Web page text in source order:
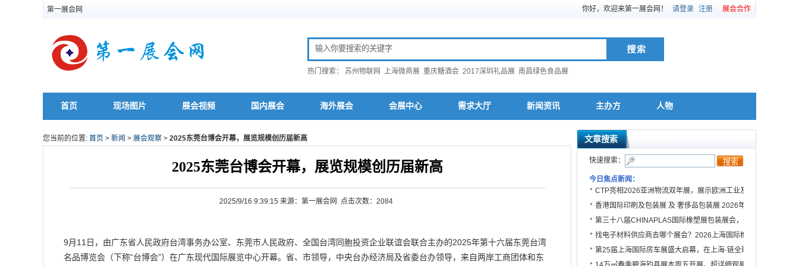
第一展会网 你好，欢迎来第一展会网！ 请登录 注册 展会合作
热门搜索： 苏州物联网 上海微商展 重庆糖酒会 2017深圳礼品展 南昌绿色食品展
首页 现场图片 展会视频 国内展会 海外展会 会展中心 需求大厅 新闻资讯 主办方 人物
您当前的位置: 首页 > 新闻 > 展会观察 > 2025东莞台博会开幕，展览规模创历届新高
2025东莞台博会开幕，展览规模创历届新高
2025/9/16 9:39:15 来源：第一展会网 点击次数：2084
9月11日，由广东省人民政府台湾事务办公室、东莞市人民政府、全国台湾同胞投资企业联谊会联合主办的2025年第十六届东莞台湾
名品博览会（下称“台博会”）在广东现代国际展览中心开幕。省、市领导，中央台办经济局及省委台办领导，来自两岸工商团体和东
文章搜索
快速搜索：
今日焦点新闻：
CTP亮相2026亚洲物流双年展，展示欧洲工业及物流园区全场景
香港国际印刷及包装展 及 奢侈品包装展 2026年4月载誉归来
第三十八届CHINAPLAS国际橡塑展包装展会，一站式对接全球
找电子材料供应商去哪个展会？2026上海国际橡塑展不容错过
第25届上海国际房车展盛大启幕，在上海·链全球，擎动房车产